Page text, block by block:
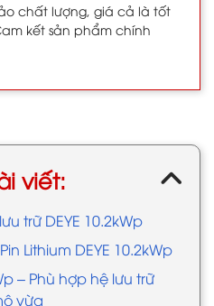
chất lượng, giá cả là tốt
kết sản phẩm chính
viết:
trữ DEYE 10.2kWp
Lithium DEYE 10.2kWp
– Phù hợp hệ lưu trữ
vừa